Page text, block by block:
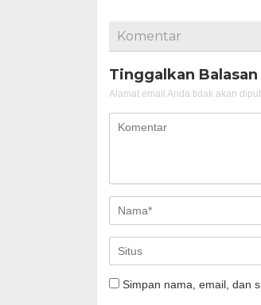
Komentar
Tinggalkan Balasan
Alamat email Anda tidak akan
Simpan nama, email, dan